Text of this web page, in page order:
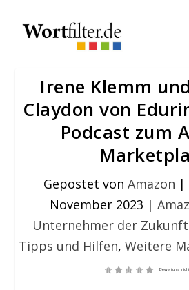
Irene Klemm
Claydon von
Podcast zum
Gepostet von Amazon |
November 2023 |
Unternehmer der Zukunft
Tipps und Hilfen, Weitere